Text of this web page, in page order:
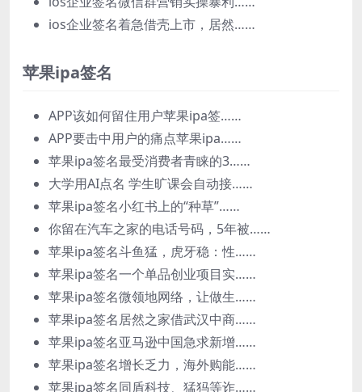
ios企业签名着急借壳上市，居然……
苹果ipa签名
APP该如何留住用户苹果ipa签……
APP要击中用户的痛点苹果ipa……
苹果ipa签名最受消费者青睐的3……
大学用AI点名 学生旷课会自动接……
苹果ipa签名小红书上的“种草”……
你留在汽车之家的电话号码，5年被……
苹果ipa签名斗鱼猛，虎牙稳：性……
苹果ipa签名一个单品创业项目实……
苹果ipa签名微领地网络，让做生……
苹果ipa签名居然之家借武汉中商……
苹果ipa签名亚马逊中国急求新增……
苹果ipa签名增长乏力，海外购能……
苹果ipa签名同盾科技、猛犸等诈……